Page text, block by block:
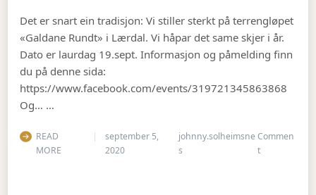
Det er snart ein tradisjon: Vi stiller sterkt på terrengløpet
«Galdane Rundt» i Lærdal. Vi håpar det same skjer i år.
Dato er laurdag 19.sept. Informasjon og påmelding finn
du på denne sida:
https://www.facebook.com/events/319721345863868
Og… …
READ
MORE
september 5,
2020
johnny.solheimsne
s
Commen
ton Gubbetur